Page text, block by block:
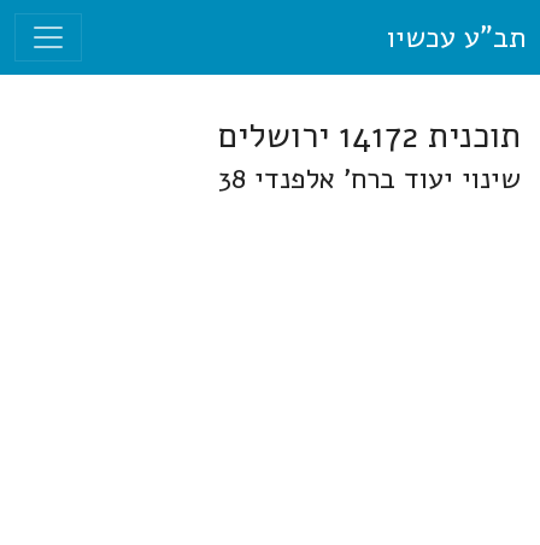
תב"ע עכשיו
תוכנית 14172 ירושלים
שינוי יעוד ברח' אלפנדי 38